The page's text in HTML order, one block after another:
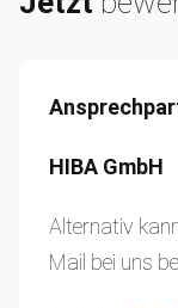
HIBA GmbH
Alternativ
Mail bei uns